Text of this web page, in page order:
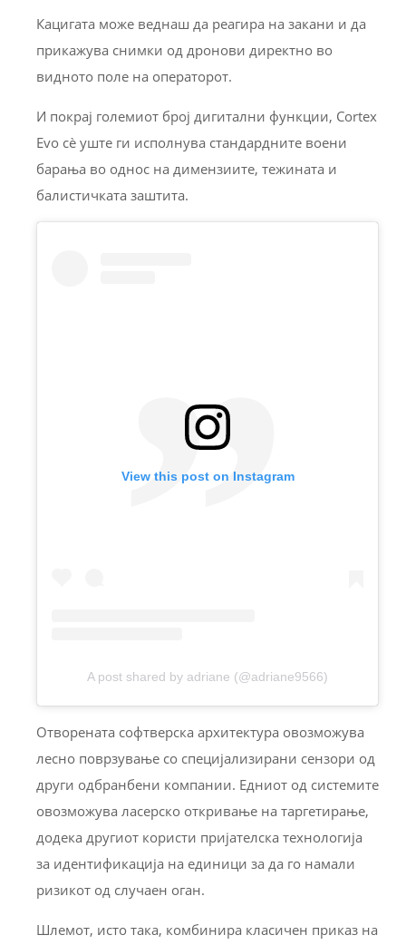
Кацигата може веднаш да реагира на закани и да
прикажува снимки од дронови директно во
видното поле на операторот.
И покрај големиот број дигитални функции, Cortex
Evo сè уште ги исполнува стандардните воени
барања во однос на димензиите, тежината и
балистичката заштита.
View this post on Instagram
A post shared by adriane (@adriane9566)
Отворената софтверска архитектура овозможува
лесно поврзување со специјализирани сензори од
други одбранбени компании. Едниот од системите
овозможува ласерско откривање на таргетирање,
додека другиот користи пријателска технологија
за идентификација на единици за да го намали
ризикот од случаен оган.
Шлемот, исто така, комбинира класичен приказ на